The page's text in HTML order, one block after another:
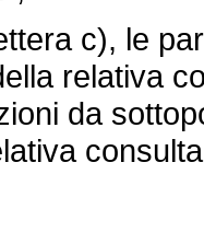
c), le
relativa
da